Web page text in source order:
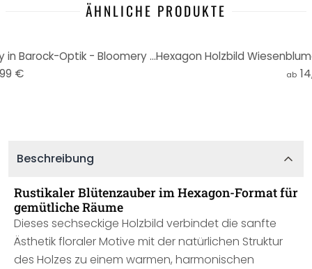
ÄHNLICHE PRODUKTE
Hexagon Wandbild Blüten Ivory in Barock-Optik - Bloomery Decor - Alu-Dibond
€
ab
Beschreibung
Rustikaler Blütenzauber im Hexagon-Format für
gemütliche Räume
Dieses sechseckige Holzbild verbindet die sanfte
Ästhetik floraler Motive mit der natürlichen Struktur
des Holzes zu einem warmen, harmonischen